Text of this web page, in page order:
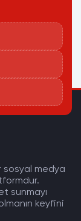
sosyal medya
sunmayı
keyfini